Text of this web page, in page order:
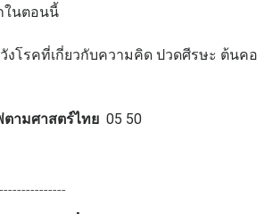
ในตอนนี้
งโรคที่เกี่ยวกับความคิด ปวดศีรษะ ต้นคอ
ตามศาสตร์ไทย 05 50